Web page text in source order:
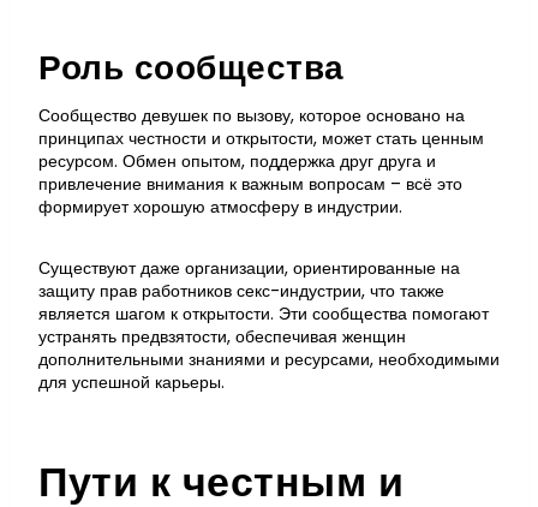
Роль сообщества
Сообщество девушек по вызову, которое основано на
принципах честности и открытости, может стать ценным
ресурсом. Обмен опытом, поддержка друг друга и
привлечение внимания к важным вопросам – всё это
формирует хорошую атмосферу в индустрии.
Существуют даже организации, ориентированные на
защиту прав работников секс-индустрии, что также
является шагом к открытости. Эти сообщества помогают
устранять предвзятости, обеспечивая женщин
дополнительными знаниями и ресурсами, необходимыми
для успешной карьеры.
Пути к честным и